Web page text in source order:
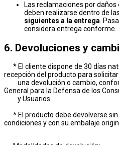
Las reclamaciones por
deben realizarse dentro de las
siguientes a la entrega .
considera entrega conforme.
6. Devoluciones y
* El cliente dispone de 30 días
recepción del producto para solicitar
una devolución o cambio,
General para la Defensa de los
y Usuarios.
* El producto debe devolverse sin
condiciones y con su embalaje